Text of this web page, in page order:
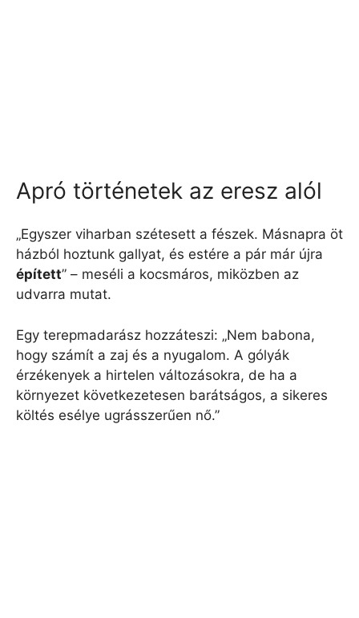
Apró történetek az eresz alól
„Egyszer viharban szétesett a fészek. Másnapra öt
házból hoztunk gallyat, és estére a pár már újra
épített” – meséli a kocsmáros, miközben az
udvarra mutat.
Egy terepmadarász hozzáteszi: „Nem babona,
hogy számít a zaj és a nyugalom. A gólyák
érzékenyek a hirtelen változásokra, de ha a
környezet következetesen barátságos, a sikeres
költés esélye ugrásszerűen nő.”